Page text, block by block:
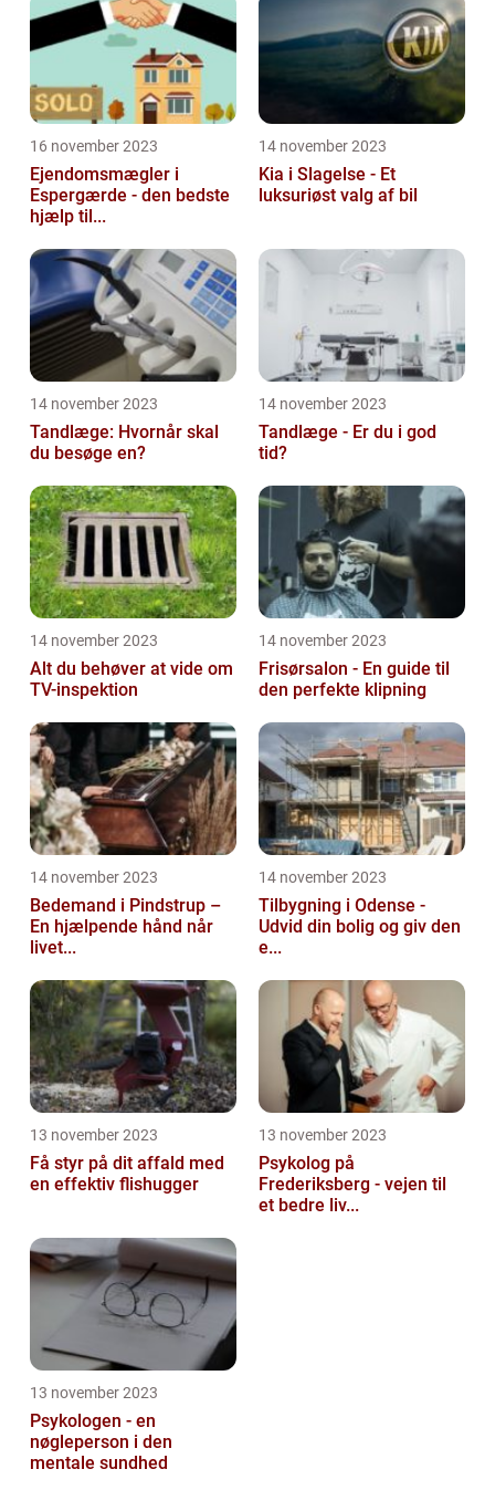
16 november 2023
Ejendomsmægler i
Espergærde - den bedste
hjælp til...
14 november 2023
Kia i Slagelse - Et
luksuriøst valg af bil
14 november 2023
Tandlæge: Hvornår skal
du besøge en?
14 november 2023
Tandlæge - Er du i god
tid?
14 november 2023
Alt du behøver at vide om
TV-inspektion
14 november 2023
Frisørsalon - En guide til
den perfekte klipning
14 november 2023
Bedemand i Pindstrup –
En hjælpende hånd når
livet...
14 november 2023
Tilbygning i Odense -
Udvid din bolig og giv den
e...
13 november 2023
Få styr på dit affald med
en effektiv flishugger
13 november 2023
Psykolog på
Frederiksberg - vejen til
et bedre liv...
13 november 2023
Psykologen - en
nøgleperson i den
mentale sundhed